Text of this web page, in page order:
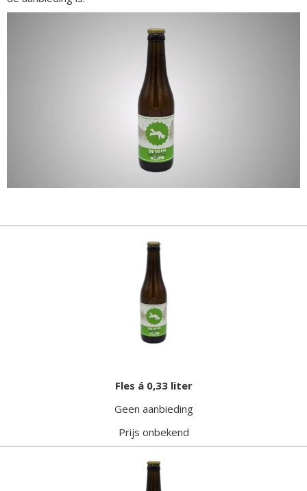
Fles á 0,33 liter
Geen aanbieding
Prijs onbekend